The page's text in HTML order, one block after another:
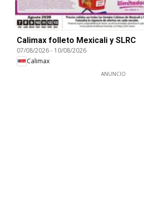
Calimax folleto Mexicali y SLRC
07/08/2026- 10/08/2026
Calimax
ANUNCIO